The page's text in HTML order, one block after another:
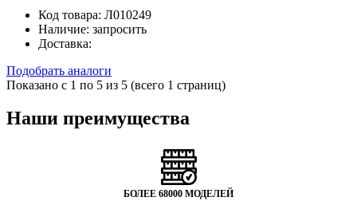
Код товара: Л010249
Наличие: запросить
Доставка:
Подобрать аналоги
Показано с 1 по 5 из 5 (всего 1 страниц)
Наши преимущества
БОЛЕЕ 68000 МОДЕЛЕЙ